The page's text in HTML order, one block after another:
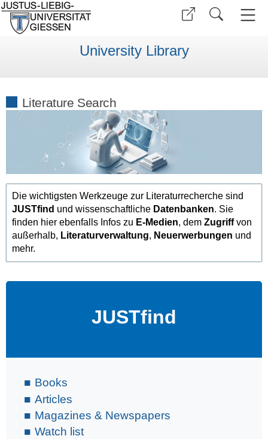
University Library
Literature Search
Die wichtigsten Werkzeuge zur Literaturrecherche sind
JUSTfind und wissenschaftliche Datenbanken. Sie
finden hier ebenfalls Infos zu E-Medien, demZugriffvon
außerhalb, Literaturverwaltung, Neuerwerbungen und
mehr.
JUSTfind
Books
Articles
Magazines & Newspapers
Watch list